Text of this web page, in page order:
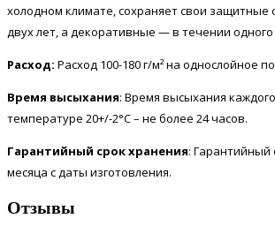
холодном климате, сохраняет свои защитные
двух лет, а декоративные — в течении одного
Расход: Расход 100-180 г/м² на однослойное
Время высыхания: Время высыхания
температуре 20+/-2°С – не более 24 часов.
Гарантийный срок хранения: Гарантийный
месяца с даты изготовления.
Отзывы